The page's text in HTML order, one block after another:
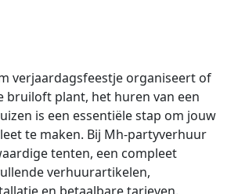
verjaardagsfeestje organiseert of
bruiloft plant, het huren van een
is een essentiële stap om jouw
te maken. Bij Mh-partyverhuur
tenten, een compleet
verhuurartikelen,